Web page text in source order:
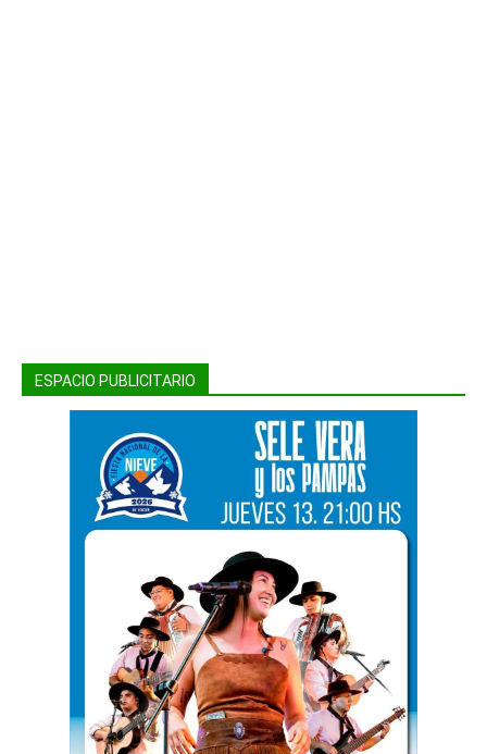
ESPACIO PUBLICITARIO